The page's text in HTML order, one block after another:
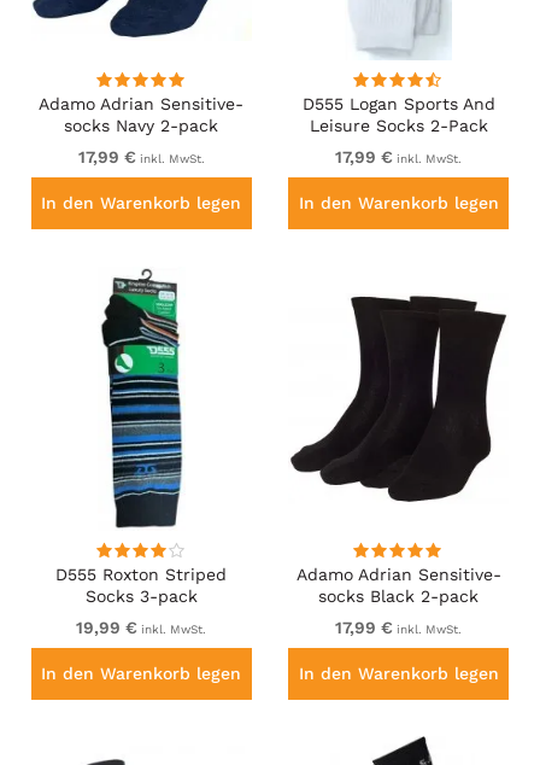
Adamo Adrian Sensitive-
socks Navy 2-pack
17,99 € inkl. MwSt.
In den Warenkorb legen
D555 Logan Sports And
Leisure Socks 2-Pack
White
17,99 € inkl. MwSt.
In den Warenkorb legen
D555 Roxton Striped
Socks 3-pack
19,99 € inkl. MwSt.
In den Warenkorb legen
Adamo Adrian Sensitive-
socks Black 2-pack
17,99 € inkl. MwSt.
In den Warenkorb legen